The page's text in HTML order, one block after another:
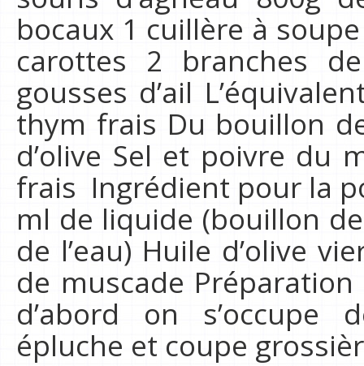
bocaux 1 cuillère à
carottes 2 branches
gousses d’ail
thym frais Du bouillon
d’olive Sel et poivre du
frais Ingrédient pour la
ml de liquide (bouillon
de l’eau) Huile d’olive
de muscade
d’abord on s’occupe
épluche et coupe